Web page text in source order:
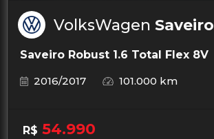
VolksWagen Saveiro
Saveiro Robust 1.6 Total Flex 8V
2016/2017
101.000 km
R$ 54.990